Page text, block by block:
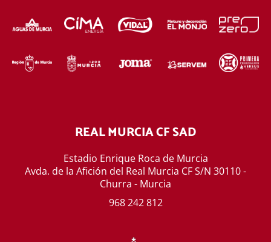
REAL MURCIA CF SAD
Estadio Enrique Roca de Murcia
Avda. de la Afición del Real Murcia CF S/N 30110 -
Churra - Murcia
968 242 812